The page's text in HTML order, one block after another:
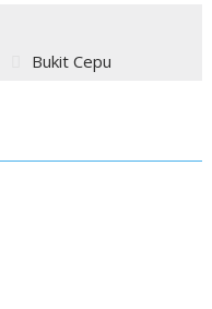
Bukit Cepu